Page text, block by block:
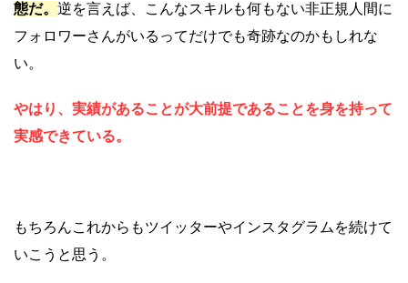
態だ。 逆を言えば、こんなスキルも何もない非正規人間に
フォロワーさんがいるってだけでも奇跡なのかもしれな
い。
やはり、実績があることが大前提であることを身を持って
実感できている。
もちろんこれからもツイッターやインスタグラムを続けて
いこうと思う。